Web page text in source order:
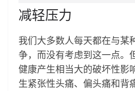
减轻压力
我们大多数人每天都在与某
争，而没有考虑到这一点。
健康产生相当大的破坏性影
生紧张性头痛、偏头痛和背